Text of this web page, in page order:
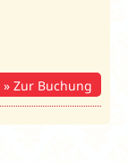
Zur Buchung